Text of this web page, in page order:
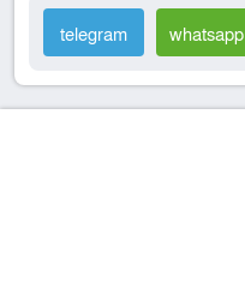
whatsapp
telegram